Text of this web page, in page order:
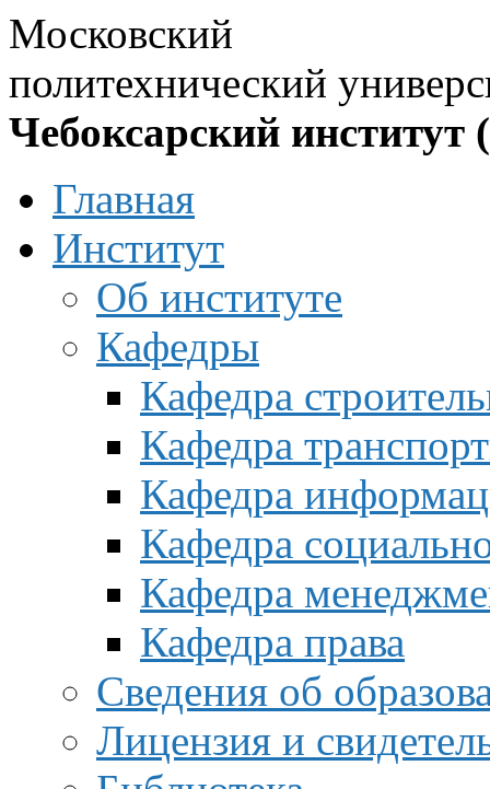
Московский
политехнический
Чебоксарский институт
Главная
Институт
Об институте
Кафедры
Кафедра
Кафедра
Кафедра
Кафедра
Кафедра
Кафедра права
Сведения об
Лицензия и